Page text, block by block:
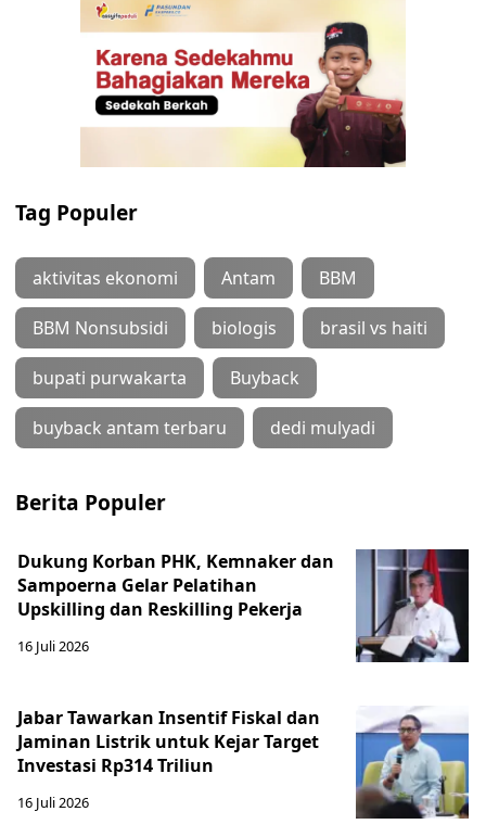
Tag Populer
aktivitas ekonomi Antam BBM
BBM Nonsubsidi biologis brasil vs haiti
bupati purwakarta Buyback
buyback antam terbaru dedi mulyadi
Berita Populer
Dukung Korban PHK, Kemnaker dan
Sampoerna Gelar Pelatihan
Upskilling dan Reskilling Pekerja
16 Juli 2026
Jabar Tawarkan Insentif Fiskal dan
Jaminan Listrik untuk Kejar Target
Investasi Rp314 Triliun
16 Juli 2026